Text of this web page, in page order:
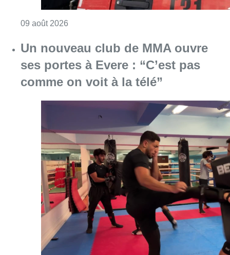
08 août 2026Consulter l'article "Un nouveau club de
Au Moeraske, Bart Hanssens
recense des insectes de plus en
plus rares